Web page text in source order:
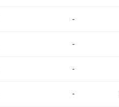
-
-
-
-